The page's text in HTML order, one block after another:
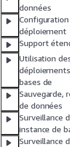
données
déploiement
Support
Utilisation
bases de
Sauvegarde,
de données
Surveillance
instance de
Surveillance